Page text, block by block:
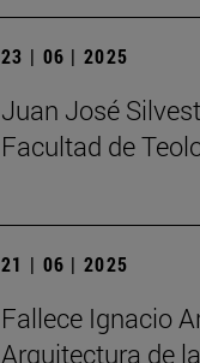
23 | 06 | 2025
Juan José
Facultad de
21 | 06 | 2025
Fallece Ignacio
Arquitectura de